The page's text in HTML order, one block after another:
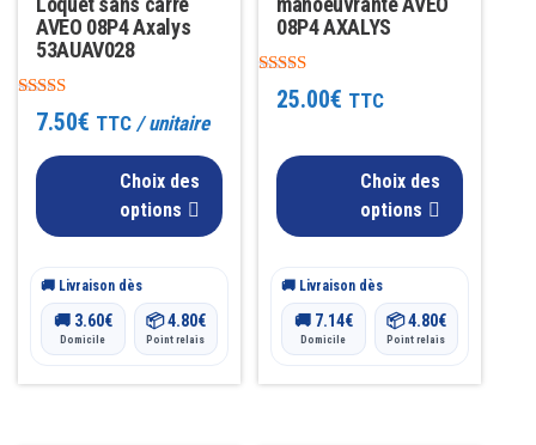
AVEO 08P4 Axalys
53AUAV028
Note
4.92
7.50€ TTC / unitaire
Choix des
options
options
peuvent
être
choisies
page
produit
🚚 Livraison dès
🚚 3.60€
Domicile
📦4.80€
Point relais
08P4 AXALYS
Note
4.89
25.00€ TTC
Choix des
options
options
choisies
page
produit
🚚 Livraison dès
🚚 7.14€
Domicile
📦4.80€
Point relais